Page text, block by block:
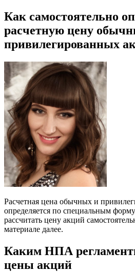
Как самостоятельно
расчетную цену
привилегированных
Расчетная цена обычных и
определяется по специальным
рассчитать цену акций
материале далее.
Каким НПА
цены акций